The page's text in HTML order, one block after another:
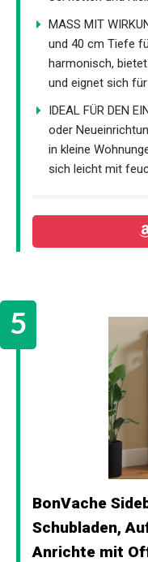
MASS MIT
und 40 cm Tiefe
harmonisch,
und eignet sich
IDEAL FÜR DEN
oder
in kleine
sich leicht mit
BonVache
Schubladen,
Anrichte mit